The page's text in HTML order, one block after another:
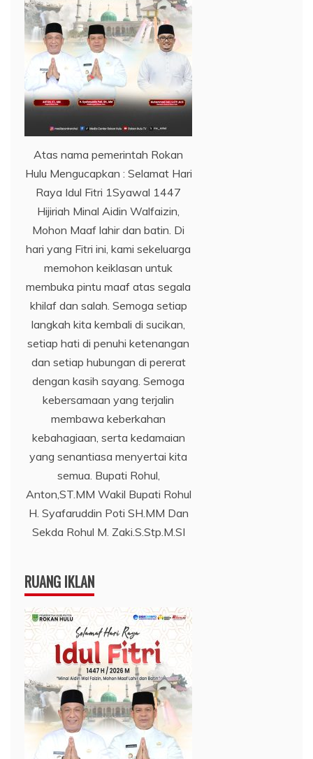
Atas nama pemerintah Rokan
Hulu Mengucapkan : Selamat Hari
Raya Idul Fitri 1Syawal 1447
Hijiriah Minal Aidin Walfaizin,
Mohon Maaf lahir dan batin. Di
hari yang Fitri ini, kami sekeluarga
memohon keiklasan untuk
membuka pintu maaf atas segala
khilaf dan salah. Semoga setiap
langkah kita kembali di sucikan,
setiap hati di penuhi ketenangan
dan setiap hubungan di pererat
dengan kasih sayang. Semoga
kebersamaan yang terjalin
membawa keberkahan
kebahagiaan, serta kedamaian
yang senantiasa menyertai kita
semua. Bupati Rohul,
Anton,ST.MM Wakil Bupati Rohul
H. Syafaruddin Poti SH.MM Dan
Sekda Rohul M. Zaki.S.Stp.M.SI
RUANG IKLAN